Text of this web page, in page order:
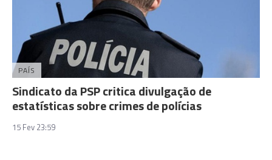
PAÍS
Sindicato da PSP critica divulgação de
estatísticas sobre crimes de polícias
15 Fev 23:59